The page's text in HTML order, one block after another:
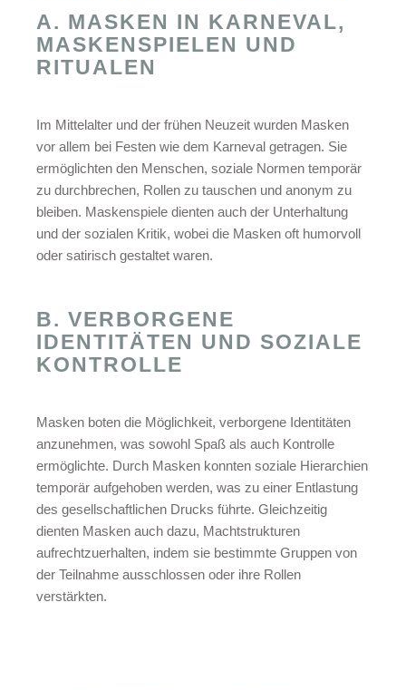
A. MASKEN IN KARNEVAL,
MASKENSPIELEN UND
RITUALEN
Im Mittelalter und der frühen Neuzeit wurden Masken
vor allem bei Festen wie dem Karneval getragen. Sie
ermöglichten den Menschen, soziale Normen temporär
zu durchbrechen, Rollen zu tauschen und anonym zu
bleiben. Maskenspiele dienten auch der Unterhaltung
und der sozialen Kritik, wobei die Masken oft humorvoll
oder satirisch gestaltet waren.
B. VERBORGENE
IDENTITÄTEN UND SOZIALE
KONTROLLE
Masken boten die Möglichkeit, verborgene Identitäten
anzunehmen, was sowohl Spaß als auch Kontrolle
ermöglichte. Durch Masken konnten soziale Hierarchien
temporär aufgehoben werden, was zu einer Entlastung
des gesellschaftlichen Drucks führte. Gleichzeitig
dienten Masken auch dazu, Machtstrukturen
aufrechtzuerhalten, indem sie bestimmte Gruppen von
der Teilnahme ausschlossen oder ihre Rollen
verstärkten.